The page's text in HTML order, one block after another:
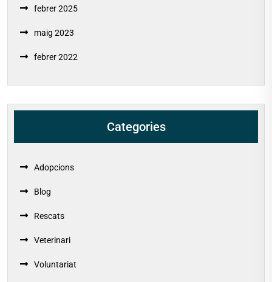
febrer 2025
maig 2023
febrer 2022
Categories
Adopcions
Blog
Rescats
Veterinari
Voluntariat